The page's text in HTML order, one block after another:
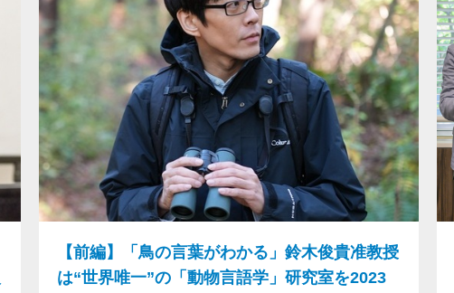
【前編】「鳥の言葉がわかる」鈴木俊貴准教授
は“世界唯一”の「動物言語学」研究室を2023